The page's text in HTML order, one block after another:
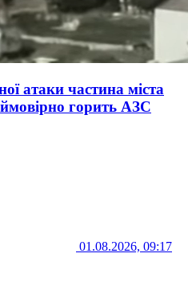
атаки частина міста
горить АЗС
01.08.2026, 09:17